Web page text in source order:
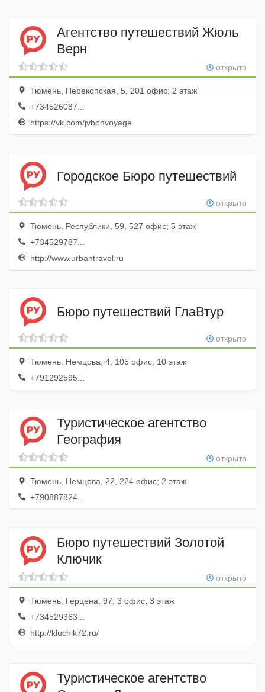
Агентство путешествий Жюль
Верн
открыто
Тюмень, Перекопская, 5, 201 офис; 2 этаж
+734526087...
https://vk.com/jvbonvoyage
Городское Бюро путешествий
открыто
Тюмень, Республики, 59, 527 офис; 5 этаж
+734529787...
http://www.urbantravel.ru
Бюро путешествий ГлаВтур
открыто
Тюмень, Немцова, 4, 105 офис; 10 этаж
+791292595...
Туристическое агентство
География
открыто
Тюмень, Немцова, 22, 224 офис; 2 этаж
+790887824...
Бюро путешествий Золотой
Ключик
открыто
Тюмень, Герцена, 97, 3 офис; 3 этаж
+734529363...
http://kluchik72.ru/
Туристическое агентство